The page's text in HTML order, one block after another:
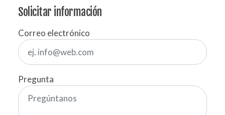
Solicitar información
Correo electrónico
Pregunta